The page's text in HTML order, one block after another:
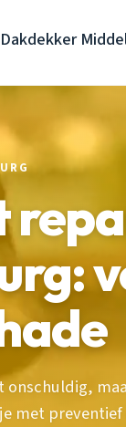
Dakdekker
met